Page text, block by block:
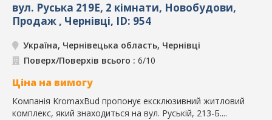
вул. Руська 219Е, 2 кімнати, Новобудови,
Продаж , Чернівці, ID: 954
Україна, Чернівецька область, Чернівці
Поверх/Поверхів всього : 6/10
Ціна на вимогу
Компанія KromaxBud пропонує ексклюзивний житловий
комплекс, який знаходиться на вул. Руській, 213-Б....